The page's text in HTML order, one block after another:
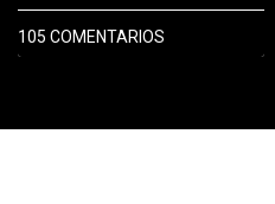
105 COMENTARIOS